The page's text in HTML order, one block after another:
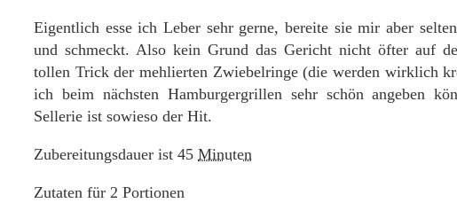
Eigentlich esse ich Leber sehr gerne, bereite sie mir aber
und schmeckt. Also kein Grund das Gericht nicht öfter auf
tollen Trick der mehlierten Zwiebelringe (die werden wirklich
ich beim nächsten Hamburgergrillen sehr schön angeben
Sellerie ist sowieso der Hit.
Zubereitungsdauer ist 45 Minuten
Zutaten für 2 Portionen